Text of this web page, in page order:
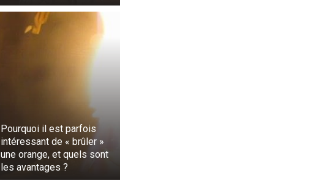
Pourquoi il est parfois
intéressant de « brûler »
une orange, et quels sont
les avantages ?